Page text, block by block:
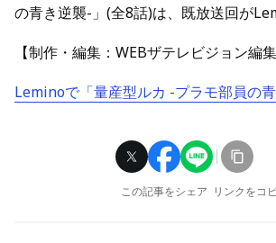
の青き逆襲-」(全8話)は、既放送回が
【制作・編集：WEBザテレビジョン編集
Leminoで「量産型ルカ -プラモ部員の
この記事をシェア リンクをコ